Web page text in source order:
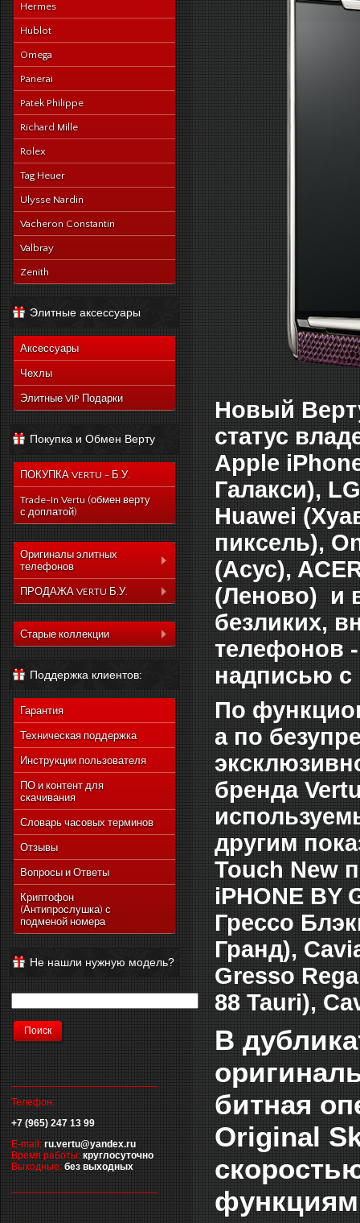
Hermes
Hublot
Omega
Panerai
Patek Philippe
Richard Mille
Rolex
Tag Heuer
Ulysse Nardin
Vacheron Constantin
Valbray
Zenith
Элитные аксессуары
Аксессуары
Чехлы
Элитные VIP Подарки
Покупка и Обмен Верту
ПОКУПКА VERTU - Б.У.
Trade-In Vertu (обмен верту
с доплатой)
Оригиналы элитных
телефонов
Коллекция Aster
Коллекция Signature
Коллекция Signature
Коллекция Новый
Signature Touch
ПРОДАЖА VERTU Б.У.
Коллекция Constelation
Коллекция Ascent
Touch
Коллекция Новый
Signature Touch
Старые коллекции
Vertu Ascent X
Vertu Constellation Ayxta
Vertu Constellation Pure
Vertu Constellation Exotic
Vertu Constellation Vivre
Vertu Signature S Design
Vertu Constellation
Vertu Constellation
Monogram
Vertu Ascent Ti
Vertu Ferrari Edition
Vertu Racetrack Legends
Vertu Signature Touch
Vertu Constellation Touch
Поддержка клиентов:
Гарантия
Техническая поддержка
Инструкции пользователя
ПО и контент для
скачивания
Словарь часовых терминов
Отзывы
Вопросы и Ответы
Криптофон
(Антипрослушка) с
подменой номера
Не нашли нужную модель?
Телефон:
+7 (965) 247 13 99
E-mail: ru.vertu@yandex.ru
Время работы: круглосуточно
Выходные: без выходных
Новый
статус
Apple
Галакси),
Huawei
пиксель),
(Асус),
(Леново) и
безликих,
телефонов
надписью с
По
а по
бренда
другим
Touch New
iPHONE BY
Грессо
Гранд),
Gresso
88 Tauri),
В
битная
Original